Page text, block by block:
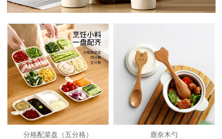
分格配菜盘（五分格）
鹿奈木勺